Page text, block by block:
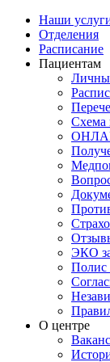
Наши
Отделения
Расписание
Пациентам
Схема
ЭКО
Полис
О центре